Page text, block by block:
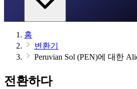
홈
변환기
Peruvian Sol (PEN)에 대한
전환하다